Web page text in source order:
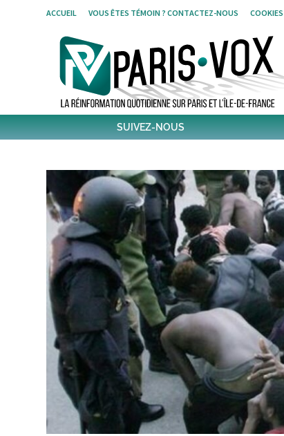
ACCUEIL VOUS ÊTES TÉMOIN ? CONTACTEZ-NOUS COOKIES
SUIVEZ-NOUS
Post
6,306 Post